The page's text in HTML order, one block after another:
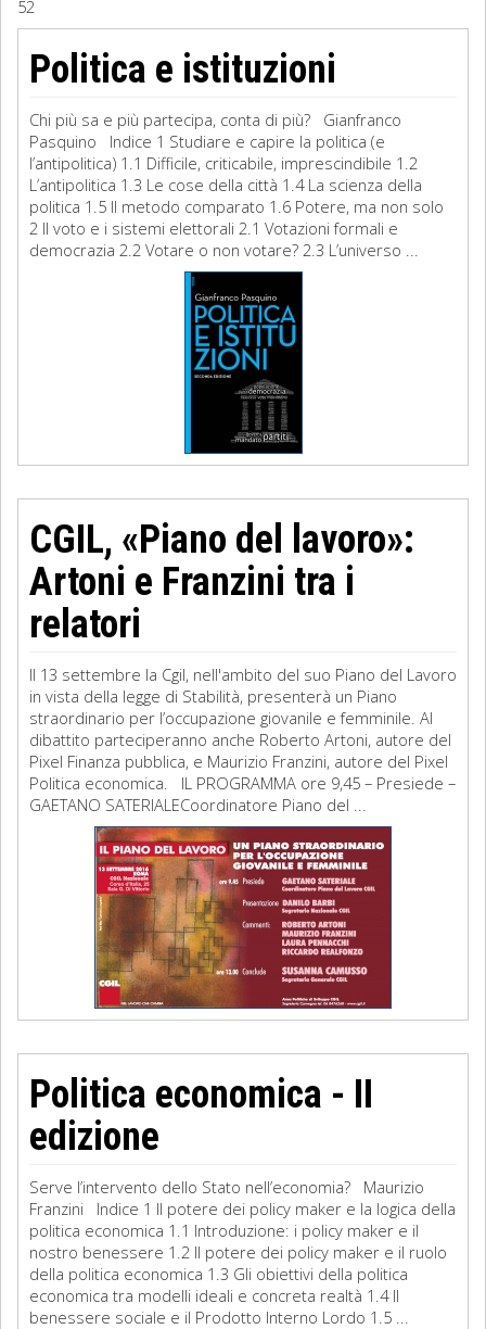
Filosofia
Storia
Matematica
Diritto
52
Politica e istituzioni
Chi più sa e più partecipa, conta di più? Gianfranco
Pasquino Indice 1 Studiare e capire la politica (e
l’antipolitica) 1.1 Difficile, criticabile, imprescindibile 1.2
L’antipolitica 1.3 Le cose della città 1.4 La scienza della
politica 1.5 Il metodo comparato 1.6 Potere, ma non solo
2 Il voto e i sistemi elettorali 2.1 Votazioni formali e
democrazia 2.2 Votare o non votare? 2.3 L’universo ...
CGIL, «Piano del lavoro»:
Artoni e Franzini tra i
relatori
Il 13 settembre la Cgil, nell'ambito del suo Piano del Lavoro
in vista della legge di Stabilità, presenterà un Piano
straordinario per l’occupazione giovanile e femminile. Al
dibattito parteciperanno anche Roberto Artoni, autore del
Pixel Finanza pubblica, e Maurizio Franzini, autore del Pixel
Politica economica. IL PROGRAMMA ore 9,45 – Presiede –
GAETANO SATERIALECoordinatore Piano del ...
Politica economica - II
edizione
Serve l’intervento dello Stato nell’economia? Maurizio
Franzini Indice 1 Il potere dei policy maker e la logica della
politica economica 1.1 Introduzione: i policy maker e il
nostro benessere 1.2 Il potere dei policy maker e il ruolo
della politica economica 1.3 Gli obiettivi della politica
economica tra modelli ideali e concreta realtà 1.4 Il
benessere sociale e il Prodotto Interno Lordo 1.5 ...